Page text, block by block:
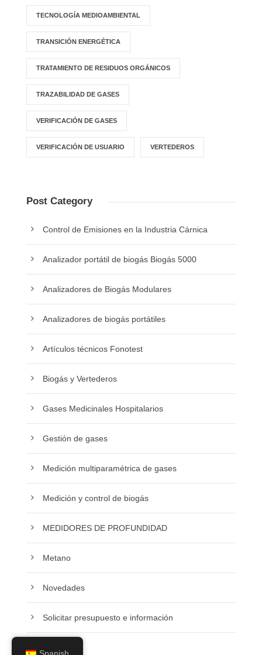
TECNOLOGÍA MEDIOAMBIENTAL
TRANSICIÓN ENERGÉTICA
TRATAMIENTO DE RESIDUOS ORGÁNICOS
TRAZABILIDAD DE GASES
VERIFICACIÓN DE GASES
VERIFICACIÓN DE USUARIO VERTEDEROS
Post Category
Control de Emisiones en la Industria Cárnica
Analizador portátil de biogás Biogás 5000
Analizadores de Biogás Modulares
Analizadores de biogás portátiles
Artículos técnicos Fonotest
Biogás y Vertederos
Gases Medicinales Hospitalarios
Gestión de gases
Medición multiparamétrica de gases
Medición y control de biogás
MEDIDORES DE PROFUNDIDAD
Metano
Novedades
Solicitar presupuesto e información